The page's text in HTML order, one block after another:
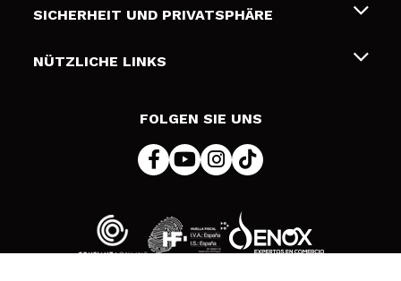
Geschenkkarten
Liefer- und Versandkosten
Zahlung
SICHERHEIT UND PRIVATSPHÄRE
Bedingungen und Datenschutz
NÜTZLICHE LINKS
FOLGEN SIE UNS